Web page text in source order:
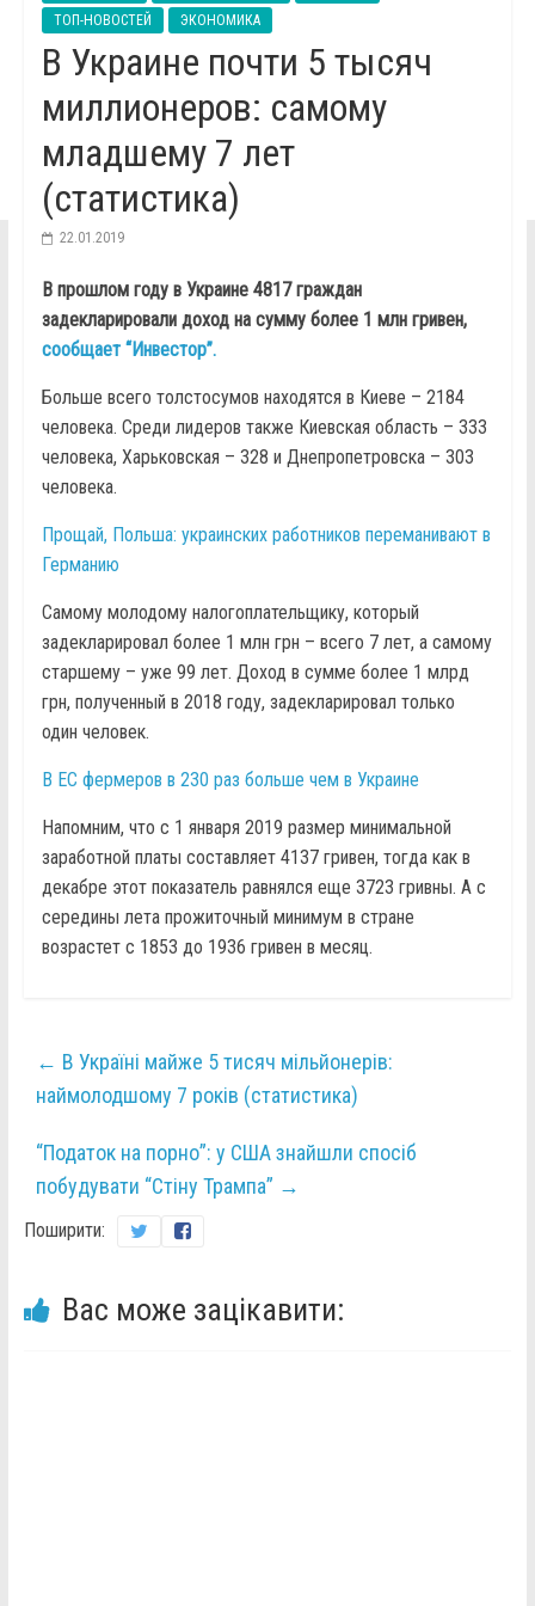
ТОП-НОВОСТЕЙ
ЭКОНОМИКА
В Украине почти 5 тысяч
миллионеров: самому
младшему 7 лет
(статистика)
22.01.2019
В прошлом году в Украине 4817 граждан
задекларировали доход на сумму более 1 млн гривен,
сообщает “Инвестор”.
Больше всего толстосумов находятся в Киеве – 2184
человека. Среди лидеров также Киевская область – 333
человека, Харьковская – 328 и Днепропетровска – 303
человека.
Прощай, Польша: украинских работников переманивают в
Германию
Самому молодому налогоплательщику, который
задекларировал более 1 млн грн – всего 7 лет, а самому
старшему – уже 99 лет. Доход в сумме более 1 млрд
грн, полученный в 2018 году, задекларировал только
один человек.
В ЕС фермеров в 230 раз больше чем в Украине
Напомним, что с 1 января 2019 размер минимальной
заработной платы составляет 4137 гривен, тогда как в
декабре этот показатель равнялся еще 3723 гривны. А с
середины лета прожиточный минимум в стране
возрастет с 1853 до 1936 гривен в месяц.
← В Україні майже 5 тисяч мільйонерів:
наймолодшому 7 років (статистика)
“Податок на порно”: у США знайшли спосіб
побудувати “Стіну Трампа” →
Поширити:
Вас може зацікавити: